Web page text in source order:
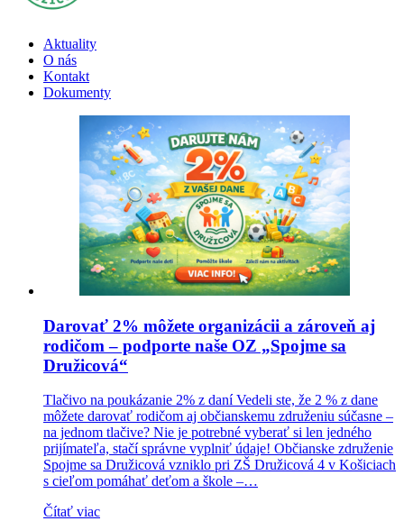
Aktuality
O nás
Kontakt
Dokumenty
Darovať 2% môžete organizácii a zároveň aj
rodičom – podporte naše OZ „Spojme sa
Družicová“
Tlačivo na poukázanie 2% z daní Vedeli ste, že 2 % z dane
môžete darovať rodičom aj občianskemu združeniu súčasne –
na jednom tlačive? Nie je potrebné vyberať si len jedného
prijímateľa, stačí správne vyplniť údaje! Občianske združenie
Spojme sa Družicová vzniklo pri ZŠ Družicová 4 v Košiciach
s cieľom pomáhať deťom a škole –…
Čítať viac